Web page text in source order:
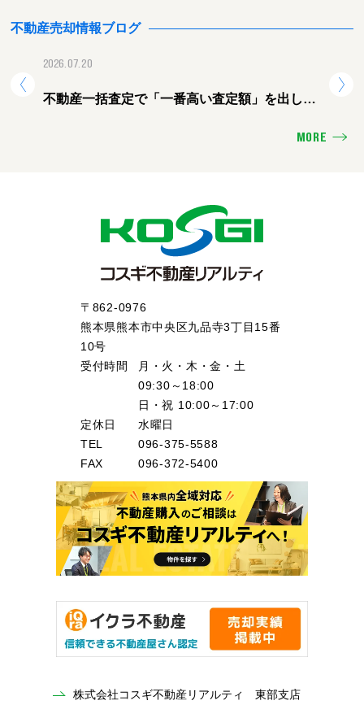
不動産売却情報ブログ
2026.07.20
不動産一括査定で「一番高い査定額」を出した
MORE
〒862-0976
熊本県熊本市中央区九品寺3丁目15番
10号
受付時間
月・火・木・金・土
09:30～18:00
日・祝 10:00～17:00
定休日
水曜日
TEL
096-375-5588
FAX
096-372-5400
株式会社コスギ不動産リアルティ 東部支店